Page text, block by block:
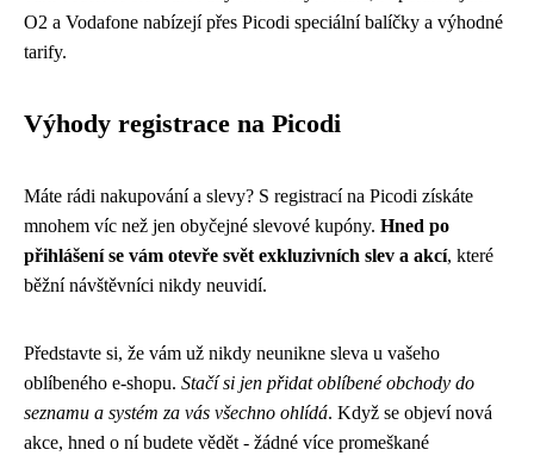
O2 a Vodafone nabízejí přes Picodi speciální balíčky a výhodné
tarify.
Výhody registrace na Picodi
Máte rádi nakupování a slevy? S registrací na Picodi získáte
mnohem víc než jen obyčejné slevové kupóny. Hned po
přihlášení se vám otevře svět exkluzivních slev a akcí, které
běžní návštěvníci nikdy neuvidí.
Představte si, že vám už nikdy neunikne sleva u vašeho
oblíbeného e-shopu. Stačí si jen přidat oblíbené obchody do
seznamu a systém za vás všechno ohlídá. Když se objeví nová
akce, hned o ní budete vědět - žádné více promeškané